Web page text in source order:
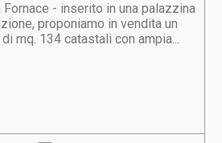
- inserito in una palazzina
proponiamo in vendita un
mq. 134 catastali con ampia...